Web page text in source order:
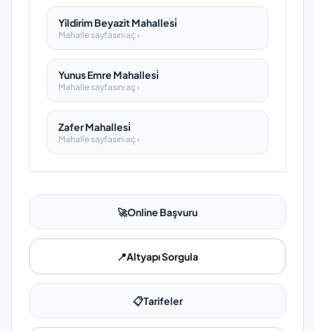
Yildirim Beyazit Mahallesi̇
Mahalle sayfasını aç ›
Yunus Emre Mahallesi̇
Mahalle sayfasını aç ›
Zafer Mahallesi̇
Mahalle sayfasını aç ›
🚀Online Başvuru
📍Altyapı Sorgula
📋Tarifeler